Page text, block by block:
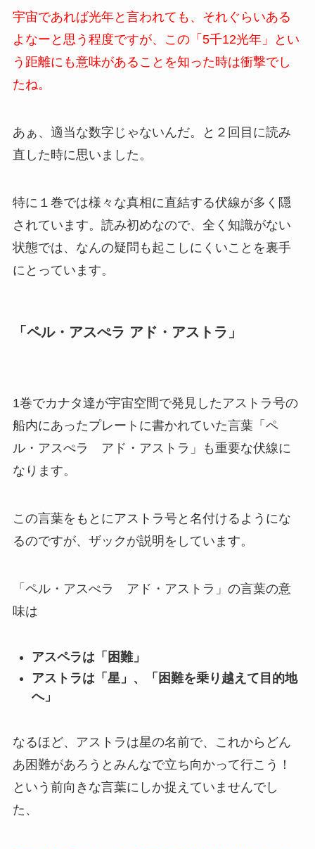
宇宙であれば光年と言われても、それぐらいある
よなーと思う程度ですが、この「5千12光年」とい
う距離にも意味があることを知った時は衝撃でし
たね。
あぁ、適当な数字じゃないんだ。と２回目に読み
直した時に思いました。
特に１巻では様々な真相に直結する伏線が多く隠
されています。読み初めなので、全く知識がない
状態では、なんの疑問も起こしにくいことを裏手
にとっています。
「ペル・アスぺラ アド・アストラ」
1巻でカナタ達が宇宙空間で発見したアストラ号の
船内にあったプレートに書かれていた言葉「ペ
ル・アスぺラ アド・アストラ」も重要な伏線に
なります。
この言葉をもとにアストラ号と名付けるようにな
るのですが、ザックが説明をしています。
「ペル・アスぺラ アド・アストラ」の言葉の意
味は
アスペラは「困難」
アストラは「星」、「困難を乗り越えて目的地
へ」
なるほど、アストラは星の名前で、これからどん
あ困難があろうとみんなで立ち向かって行こう！
という前向きな言葉にしか捉えていませんでし
た、